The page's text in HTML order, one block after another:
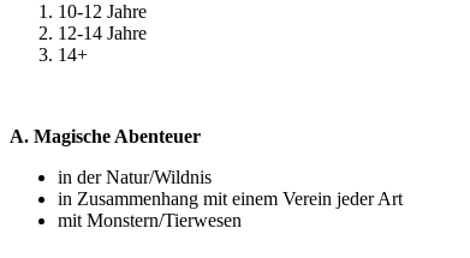
10-12 Jahre
12-14 Jahre
14+
A. Magische Abenteuer
in der Natur/Wildnis
in Zusammenhang mit einem Verein jeder Art
mit Monstern/Tierwesen